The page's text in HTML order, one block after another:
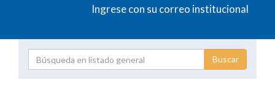
Ingrese con su correo institucional